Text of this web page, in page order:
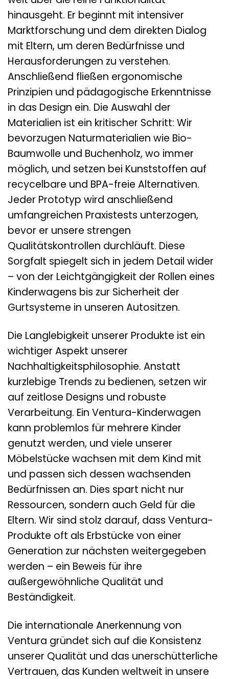
hinausgeht. Er beginnt mit intensiver
Marktforschung und dem direkten Dialog
mit Eltern, um deren Bedürfnisse und
Herausforderungen zu verstehen.
Anschließend fließen ergonomische
Prinzipien und pädagogische Erkenntnisse
in das Design ein. Die Auswahl der
Materialien ist ein kritischer Schritt: Wir
bevorzugen Naturmaterialien wie Bio-
Baumwolle und Buchenholz, wo immer
möglich, und setzen bei Kunststoffen auf
recycelbare und BPA-freie Alternativen.
Jeder Prototyp wird anschließend
umfangreichen Praxistests unterzogen,
bevor er unsere strengen
Qualitätskontrollen durchläuft. Diese
Sorgfalt spiegelt sich in jedem Detail wider
– von der Leichtgängigkeit der Rollen eines
Kinderwagens bis zur Sicherheit der
Gurtsysteme in unseren Autositzen.
Die Langlebigkeit unserer Produkte ist ein
wichtiger Aspekt unserer
Nachhaltigkeitsphilosophie. Anstatt
kurzlebige Trends zu bedienen, setzen wir
auf zeitlose Designs und robuste
Verarbeitung. Ein Ventura-Kinderwagen
kann problemlos für mehrere Kinder
genutzt werden, und viele unserer
Möbelstücke wachsen mit dem Kind mit
und passen sich dessen wachsenden
Bedürfnissen an. Dies spart nicht nur
Ressourcen, sondern auch Geld für die
Eltern. Wir sind stolz darauf, dass Ventura-
Produkte oft als Erbstücke von einer
Generation zur nächsten weitergegeben
werden – ein Beweis für ihre
außergewöhnliche Qualität und
Beständigkeit.
Die internationale Anerkennung von
Ventura gründet sich auf die Konsistenz
unserer Qualität und das unerschütterliche
Vertrauen, das Kunden weltweit in unsere